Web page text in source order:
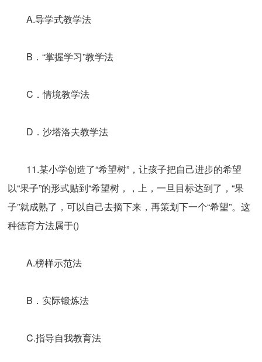
A.导学式教学法
B．“掌握学习”教学法
C．情境教学法
D．沙塔洛夫教学法
11.某小学创造了“希望树”，让孩子把自己进步的希望
以“果子”的形式贴到“希望树，，上，一旦目标达到了，“果
子”就成熟了，可以自己去摘下来，再策划下一个“希望”。这
种德育方法属于()
A.榜样示范法
B．实际锻炼法
C.指导自我教育法